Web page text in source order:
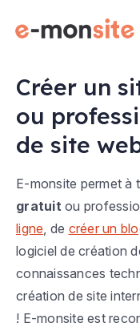
Créer un
ou
de site
E-monsite permet à
gratuit ou
ligne , de créer un
logiciel de création
connaissances
création de site
! E-monsite est